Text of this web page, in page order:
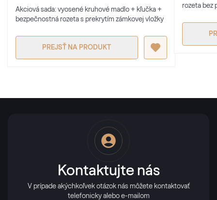
Akciová sada: vyosené kruhové madlo + kľučka +
bezpečnostná rozeta s prekrytím zámkovej vložky
PREJSŤ NA PRODUKT
rozeta bez
Kontaktujte nás
V prípade akýchkoľvek otázok nás môžete kontaktovať
telefonicky alebo e-mailom